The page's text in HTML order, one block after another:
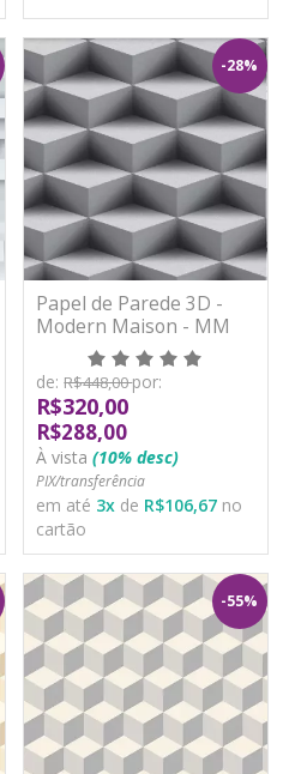
-28%
Papel de Parede 3D -
Modern Maison - MM
277601 - TNT
de: R$448,00por:
R$320,00
R$288,00
À vista (10% desc)
PIX/transferência
em até 3x de R$106,67 no
cartão
-55%